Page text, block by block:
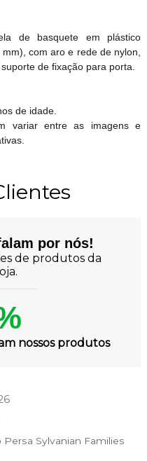
de basquete em plástico
com aro e rede de nylon,
de fixação para porta.
de idade.
variar entre as imagens e
por nós!
de produtos da
nossos produtos
Sylvanian Families